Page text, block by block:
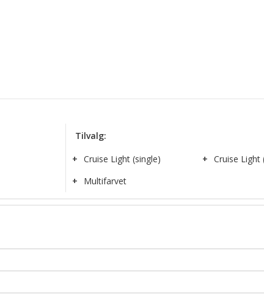
Tilvalg:
+ Cruise Light (single) + Cruise Light
+
Multifarvet